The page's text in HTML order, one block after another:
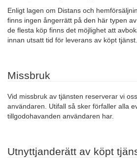
Enligt lagen om Distans och
finns ingen ångerrätt på den här typen
de flesta köp finns det möjlighet att
innan utsatt tid för leverans av köpt tjänst.
Missbruk
Vid missbruk av tjänsten reserverar vi
användaren. Utifall så sker förfaller alla
tillgodohavanden användaren har.
Utnyttjanderätt av köpt